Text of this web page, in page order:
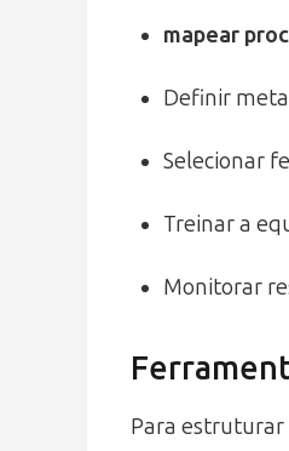
mapear
Definir
Selecionar
Treinar a
Monitorar
Para estruturar